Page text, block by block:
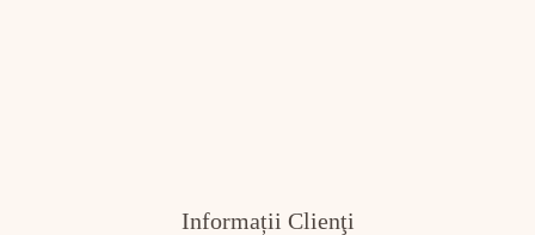
Informații Clienţi